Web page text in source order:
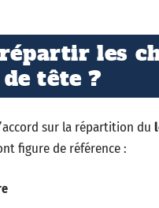
les
tête ?
sur la répartition du
figure de référence :